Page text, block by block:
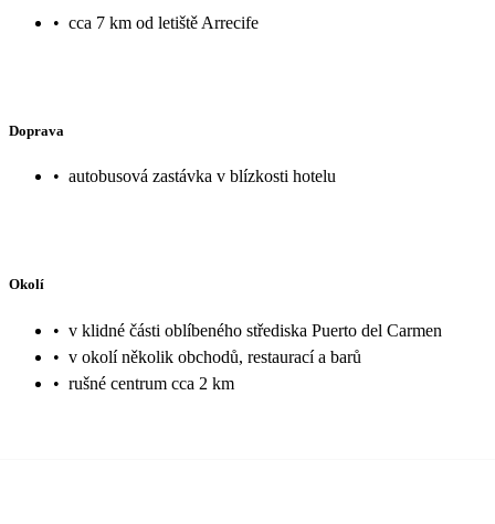
• cca 7 km od letiště Arrecife
Doprava
• autobusová zastávka v blízkosti hotelu
Okolí
• v klidné části oblíbeného střediska Puerto del Carmen
• v okolí několik obchodů, restaurací a barů
• rušné centrum cca 2 km